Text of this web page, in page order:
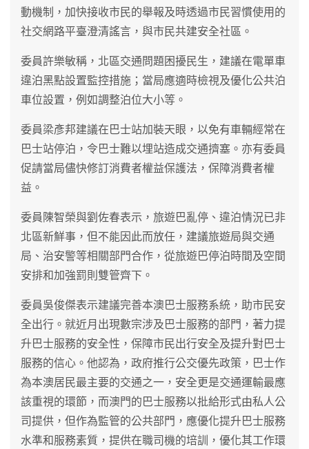
動機制，加快接收市民的舉報及時透過市民習慣使用的
社交網路平臺澄清謠言，與市民共建安全社區。
委員許樂敏稱，北區交通問題困擾民生，建議在電單車
違泊黑點設置監控措施；當局應適時檢視及優化公共泊
車位設置，例如調整泊位大小等。
委員梁彥邦建議在巴士站加裝天眼，以免有車輛經常在
巴士站停泊，令巴士難以埋站造成交通擠塞。亦有委員
促請當局儘快修訂消費者權益保護法，保障消費者權
益。
委員陳智榮與劉佐春表示，旅遊巴亂停、違泊情況已非
北區新鮮事，但不能因此而放任，建議旅遊局與交通
局、治安警等相關部門合作，從旅遊巴停泊時間及空間
安排和加強罰則雙管齊下。
委員吳俊傑表示建議完善本澳巴士服務系統，助市民安
全出行。就近月出現數宗涉及巴士服務的部門，著力提
升巴士服務的安全性，保障市民出行安全及提升對巴士
服務的信心。他認為，政府推行公交優先政策，巴士作
為本澳居民最主要的交通之一，安全更是交通運輸最應
該重視的環節，而澳門的巴士服務以批給形式由私人公
司提供，但作為監管的公共部門，應優化提升巴士服務
水準和服務素質，提供在職司機的培訓，優化其工作環